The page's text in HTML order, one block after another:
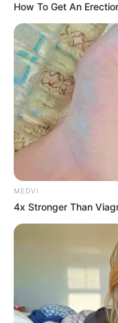
Maria
conhecida
aos 98 anos
Ela foi fundadora da
Fornecedores e
Paranapanema,
ÓBITO
How To Get An
MEDVI
4x Stronger Than